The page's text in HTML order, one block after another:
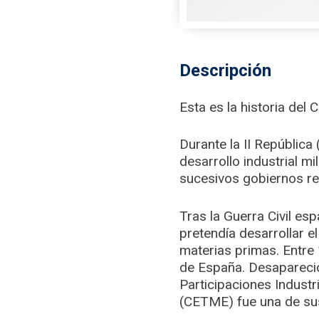
Descripción
Esta es la historia del
Durante la II
desarrollo industrial
sucesivos gobiernos
Tras la Guerra Civil
pretendía desarrollar
materias primas.
de España.
Participaciones
(CETME) fue una de